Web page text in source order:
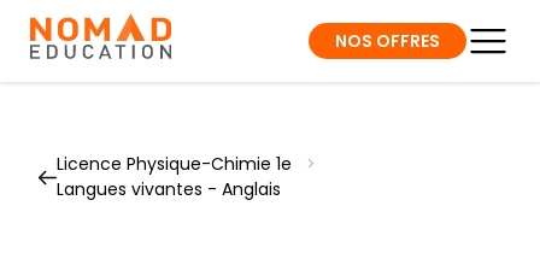
NOS OFFRES
Licence Physique-Chimie 1e
>
Langues vivantes - Anglais